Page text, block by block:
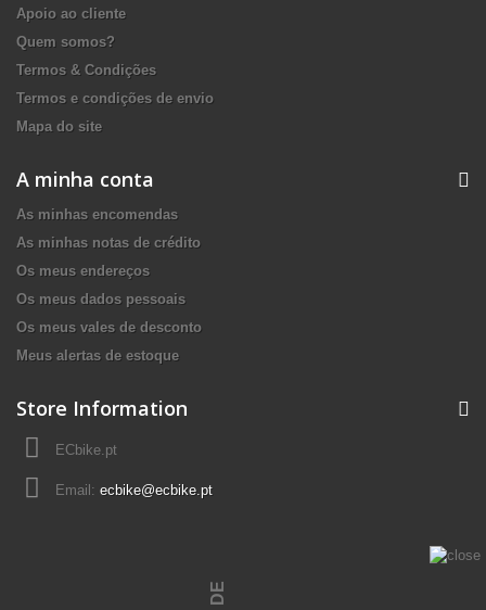
Apoio ao cliente
Quem somos?
Termos & Condições
Termos e condições de envio
Mapa do site
A minha conta
As minhas encomendas
As minhas notas de crédito
Os meus endereços
Os meus dados pessoais
Os meus vales de desconto
Meus alertas de estoque
Store Information
ECbike.pt
Email: ecbike@ecbike.pt